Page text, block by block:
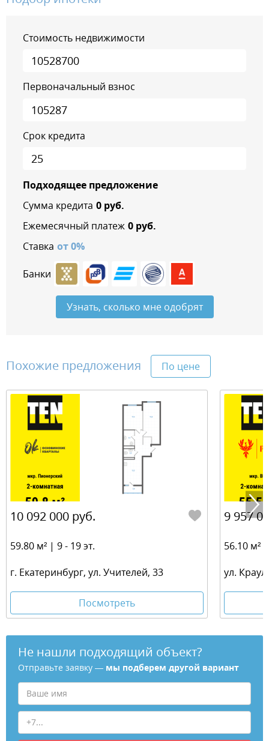
Стоимость недвижимости
Первоначальный взнос
Срок кредита
Подходящее предложение
Сумма кредита 0руб.
Ежемесячный платеж 0руб.
Ставка от0%
Банки
Узнать, сколько мне одобрят
Похожие предложения По цене
10 092 000 руб.
59.80 м² | 9 - 19 эт.
г. Екатеринбург, ул. Учителей, 33
Посмотреть
9 957
56.10 м²
ул.
Не нашли подходящий объект?
Отправьте заявку — мы подберем другой вариант